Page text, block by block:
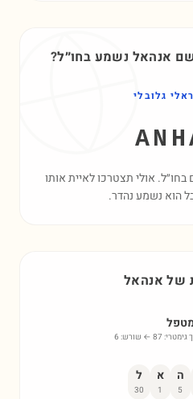
אנהאל נשמע בחו״ל?
גלובלי
אולי תצטרכו לאיית אותו
הוא נשמע נהדר.
של אנהאל
גימטרי: 87 ← שורש: 6
ה
5
א
1
ל
30